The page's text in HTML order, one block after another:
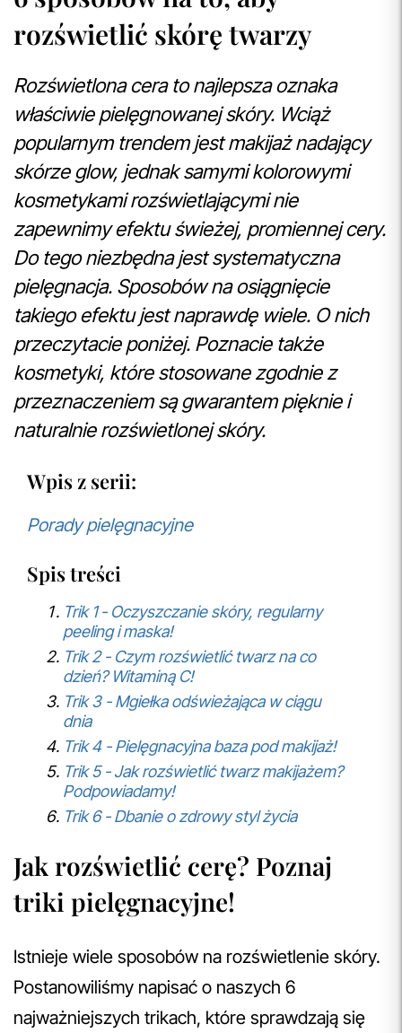
rozświetlić skórę twarzy
Rozświetlona cera to najlepsza oznaka
właściwie pielęgnowanej skóry. Wciąż
popularnym trendem jest makijaż nadający
skórze glow, jednak samymi kolorowymi
kosmetykami rozświetlającymi nie
zapewnimy efektu świeżej, promiennej cery.
Do tego niezbędna jest systematyczna
pielęgnacja. Sposobów na osiągnięcie
takiego efektu jest naprawdę wiele. O nich
przeczytacie poniżej. Poznacie także
kosmetyki, które stosowane zgodnie z
przeznaczeniem są gwarantem pięknie i
naturalnie rozświetlonej skóry.
Wpis z serii:
Porady pielęgnacyjne
Spis treści
Trik 1 - Oczyszczanie skóry, regularny
peeling i maska!
Trik 2 - Czym rozświetlić twarz na co
dzień? Witaminą C!
Trik 3 - Mgiełka odświeżająca w ciągu
dnia
Trik 4 - Pielęgnacyjna baza pod makijaż!
Trik 5 - Jak rozświetlić twarz makijażem?
Podpowiadamy!
Trik 6 - Dbanie o zdrowy styl życia
Jak rozświetlić cerę? Poznaj
triki pielęgnacyjne!
Istnieje wiele sposobów na rozświetlenie skóry.
Postanowiliśmy napisać o naszych 6
najważniejszych trikach, które sprawdzają się